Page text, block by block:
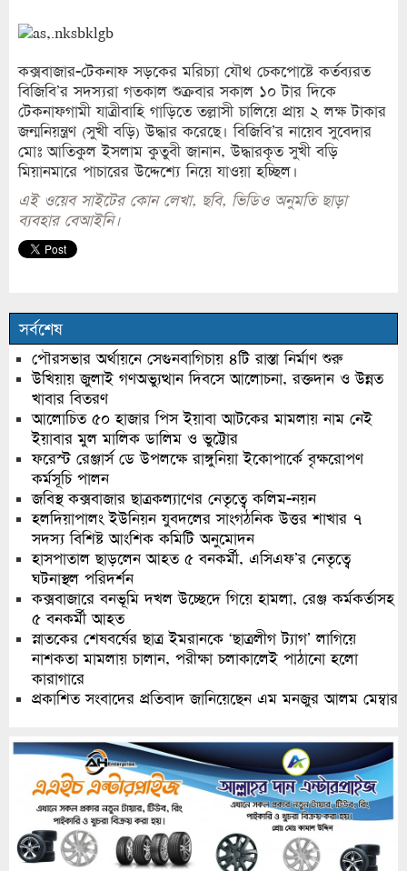
কক্সবাজার-টেকনাফ সড়কের মরিচ্যা যৌথ চেকপোষ্টে কর্তব্যরত
বিজিবি’র সদস্যরা গতকাল শুক্রবার সকাল ১০ টার দিকে
টেকনাফগামী যাত্রীবাহি গাড়িতে তল্লাসী চালিয়ে প্রায় ২ লক্ষ টাকার
জন্মনিয়ন্ত্রণ (সুখী বড়ি) উদ্ধার করেছে। বিজিবি’র নায়েব সুবেদার
মোঃ আতিকুল ইসলাম কুতুবী জানান, উদ্ধারকৃত সুখী বড়ি
মিয়ানমারে পাচারের উদ্দেশ্যে নিয়ে যাওয়া হচ্ছিল।
এই ওয়েব সাইটের কোন লেখা, ছবি, ভিডিও অনুমতি ছাড়া
ব্যবহার বেআইনি।
সর্বশেষ
পৌরসভার অর্থায়নে সেগুনবাগিচায় ৪টি রাস্তা নির্মাণ শুরু
উখিয়ায় জুলাই গণঅভ্যুত্থান দিবসে আলোচনা, রক্তদান ও উন্নত
খাবার বিতরণ
আলোচিত ৫০ হাজার পিস ইয়াবা আটকের মামলায় নাম নেই
ইয়াবার মুল মালিক ডালিম ও ভুট্টোর
ফরেস্ট রেঞ্জার্স ডে উপলক্ষে রাঙ্গুনিয়া ইকোপার্কে বৃক্ষরোপণ
কর্মসূচি পালন
জবিস্থ কক্সবাজার ছাত্রকল্যাণের নেতৃত্বে কলিম-নয়ন
হলদিয়াপালং ইউনিয়ন যুবদলের সাংগঠনিক উত্তর শাখার ৭
সদস্য বিশিষ্ট আংশিক কমিটি অনুমোদন
হাসপাতাল ছাড়লেন আহত ৫ বনকর্মী, এসিএফ’র নেতৃত্বে
ঘটনাস্থল পরিদর্শন
কক্সবাজারে বনভূমি দখল উচ্ছেদে গিয়ে হামলা, রেঞ্জ কর্মকর্তাসহ
৫ বনকর্মী আহত
স্নাতকের শেষবর্ষের ছাত্র ইমরানকে ‘ছাত্রলীগ ট্যাগ’ লাগিয়ে
নাশকতা মামলায় চালান, পরীক্ষা চলাকালেই পাঠানো হলো
কারাগারে
প্রকাশিত সংবাদের প্রতিবাদ জানিয়েছেন এম মনজুর আলম মেম্বার